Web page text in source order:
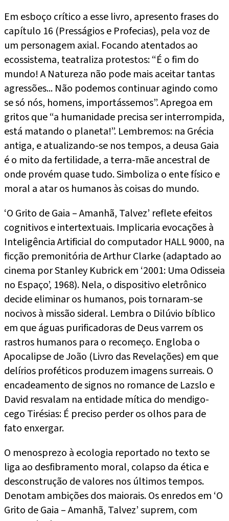
Em esboço crítico a esse livro, apresento frases do
capítulo 16 (Presságios e Profecias), pela voz de
um personagem axial. Focando atentados ao
ecossistema, teatraliza protestos: “É o fim do
mundo! A Natureza não pode mais aceitar tantas
agressões... Não podemos continuar agindo como
se só nós, homens, importássemos”. Apregoa em
gritos que “a humanidade precisa ser interrompida,
está matando o planeta!”. Lembremos: na Grécia
antiga, e atualizando-se nos tempos, a deusa Gaia
é o mito da fertilidade, a terra-mãe ancestral de
onde provém quase tudo. Simboliza o ente físico e
moral a atar os humanos às coisas do mundo.
‘O Grito de Gaia – Amanhã, Talvez’ reflete efeitos
cognitivos e intertextuais. Implicaria evocações à
Inteligência Artificial do computador HALL 9000, na
ficção premonitória de Arthur Clarke (adaptado ao
cinema por Stanley Kubrick em ‘2001: Uma Odisseia
no Espaço’, 1968). Nela, o dispositivo eletrônico
decide eliminar os humanos, pois tornaram-se
nocivos à missão sideral. Lembra o Dilúvio bíblico
em que águas purificadoras de Deus varrem os
rastros humanos para o recomeço. Engloba o
Apocalipse de João (Livro das Revelações) em que
delírios proféticos produzem imagens surreais. O
encadeamento de signos no romance de Lazslo e
David resvalam na entidade mítica do mendigo-
cego Tirésias: É preciso perder os olhos para de
fato enxergar.
O menosprezo à ecologia reportado no texto se
liga ao desfibramento moral, colapso da ética e
desconstrução de valores nos últimos tempos.
Denotam ambições dos maiorais. Os enredos em ‘O
Grito de Gaia – Amanhã, Talvez’ suprem, com